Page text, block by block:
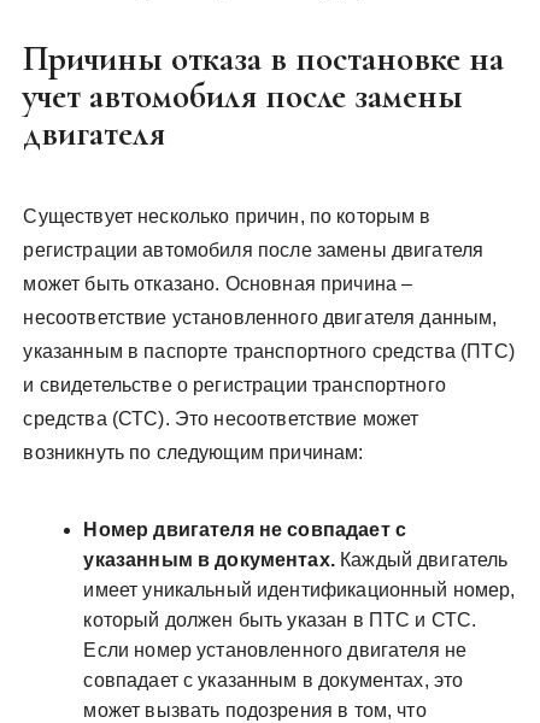
Причины отказа в постановке на
учет автомобиля после замены
двигателя
Существует несколько причин, по которым в
регистрации автомобиля после замены двигателя
может быть отказано. Основная причина –
несоответствие установленного двигателя данным,
указанным в паспорте транспортного средства (ПТС)
и свидетельстве о регистрации транспортного
средства (СТС). Это несоответствие может
возникнуть по следующим причинам:
Номер двигателя не совпадает с
указанным в документах.Каждый двигатель
имеет уникальный идентификационный номер,
который должен быть указан в ПТС и СТС.
Если номер установленного двигателя не
совпадает с указанным в документах, это
может вызвать подозрения в том, что